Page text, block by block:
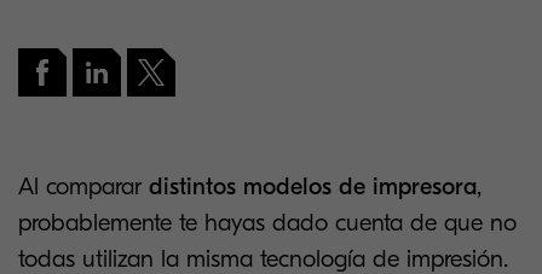
Al comparar distintos modelos de impresora,
probablemente te hayas dado cuenta de que no
todas utilizan la misma tecnología de impresión.